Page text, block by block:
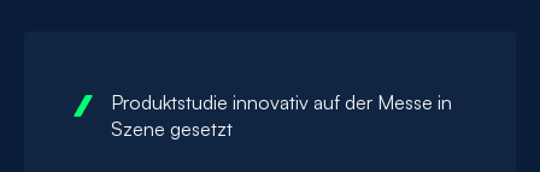
Produktstudie innovativ auf der Messe in
Szene gesetzt